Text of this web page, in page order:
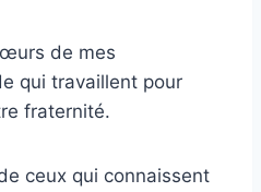
de mes
qui travaillent pour
fraternité.
ceux qui connaissent